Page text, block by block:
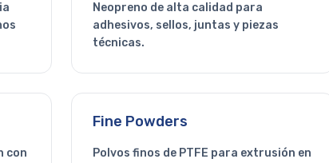
Neopreno de alta calidad para
adhesivos, sellos, juntas y piezas
técnicas.
con
Fine Powders
Polvos finos de PTFE para extrusión en